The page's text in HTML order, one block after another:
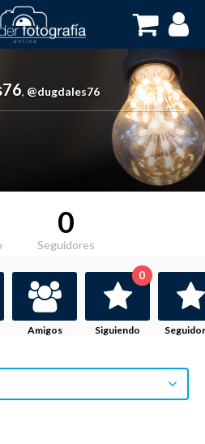
, @dugdales76
0
Seguidores
Amigos Siguiendo
0